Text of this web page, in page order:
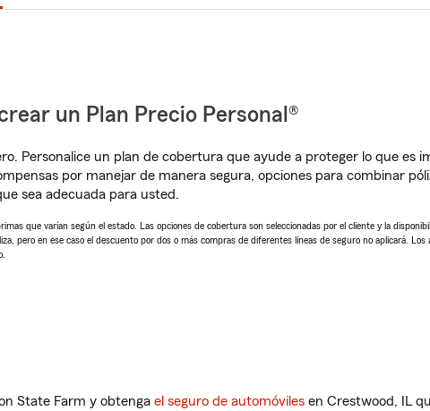
un Plan Precio Personal®
Personalice un plan de cobertura que ayude a proteger lo que es
por manejar de manera segura, opciones para combinar
sea adecuada para usted.
que varían según el estado. Las opciones de cobertura son seleccionadas por el cliente y la
pero en ese caso el descuento por dos o más compras de diferentes líneas de seguro no aplicará.
State Farm y obtenga el seguro de automóviles en Crestwood, IL